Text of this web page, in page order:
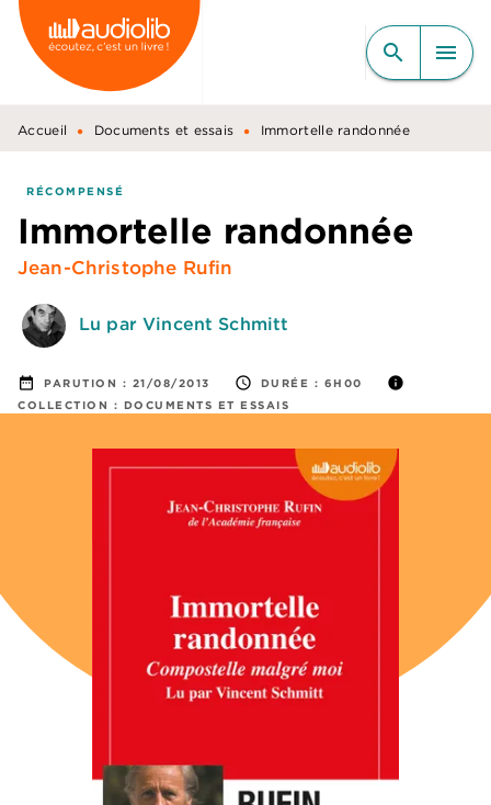
MENU RECHERCHE
CONTENU
PIED DE PAGE
search menu
Accueil • Documents et essais • Immortelle randonnée
RÉCOMPENSÉ
Immortelle randonnée
Jean-Christophe Rufin
Lu par Vincent Schmitt
date_range PARUTION : 21/08/2013 access_time DURÉE : 6H00 info
COLLECTION : DOCUMENTS ET ESSAIS